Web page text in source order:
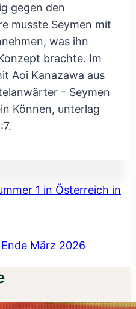
gegen den
musste Seymen mit
was ihn
brachte. Im
Aoi Kanazawa aus
– Seymen
Können, unterlag
1 in Österreich in
März 2026